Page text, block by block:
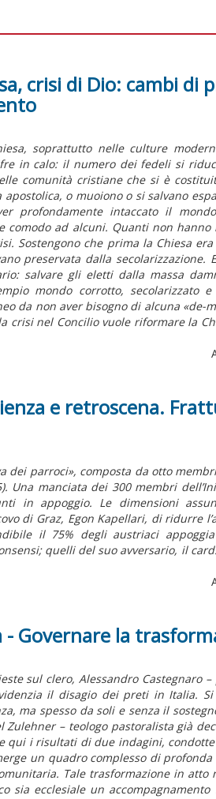
crisi di Dio: cambi di
soprattutto nelle culture
in calo: il numero dei fedeli si
comunità cristiane che si è
o muoiono o si salvano
profondamente intaccato il
comodo ad alcuni. Quanti non
Sostengono che prima la Chiesa
preservata dalla secolarizzazione.
salvare gli eletti dalla massa
mondo corrotto, secolarizzato
da non aver bisogno di alcuna «de-
crisi nel Concilio vuole riformare la
e retroscena.
dei parroci», composta da otto
Una manciata dei 300 membri
in appoggio. Le dimensioni
di Graz, Egon Kapellari, di ridurre
il 75% degli austriaci
quelli del suo avversario, il
Governare la
sul clero, Alessandro Castegnaro –
il disagio dei preti in Italia.
ma spesso da soli e senza il
– teologo pastoralista già
qui i risultati di due indagini,
un quadro complesso di
Tale trasformazione in atto
sia ecclesiale un